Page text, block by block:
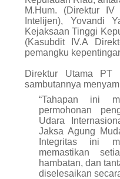
M.Hum. (Direktur
Intelijen), Yovandi
Kejaksaan Tinggi
(Kasubdit IV.A
pemangku
Direktur Utama PT
sambutannya
“Tahapan ini
permohonan
Udara
Jaksa Agung
Integritas ini
memastikan
hambatan, dan
diselesaikan